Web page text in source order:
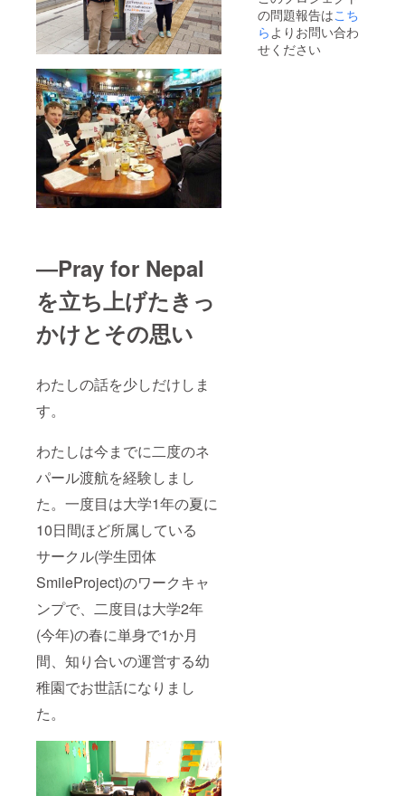
―Pray for Nepal
を立ち上げたきっ
かけとその思い
わたしの話を少しだけしま
す。
わたしは今までに二度のネ
パール渡航を経験しまし
た。一度目は大学1年の夏に
10日間ほど所属している
サークル(学生団体
SmileProject)のワークキャ
ンプで、二度目は大学2年
(今年)の春に単身で1か月
間、知り合いの運営する幼
稚園でお世話になりまし
た。
の問題報告はこち
ら よりお問い合わ
せください